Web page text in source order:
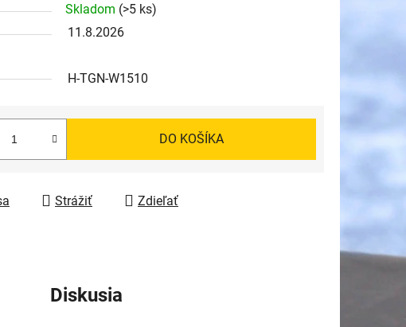
Skladom (>5 ks)
11.8.2026
H-TGN-W1510
DO KOŠÍKA
Strážiť Zdieľať
Diskusia